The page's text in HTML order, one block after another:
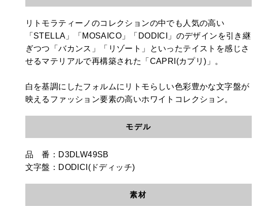
リトモラティーノのコレクションの中でも人気の高い
「STELLA」「MOSAICO」「DODICI」のデザインを引き継
ぎつつ「バカンス」「リゾート」といったテイストを感じさ
せるマテリアルで再構築された「CAPRI(カプリ)」。
白を基調にしたフォルムにリトモらしい色彩豊かな文字盤が
映えるファッション要素の高いホワイトコレクション。
モデル
品 番：D3DLW49SB
文字盤：DODICI(ドディッチ)
素材